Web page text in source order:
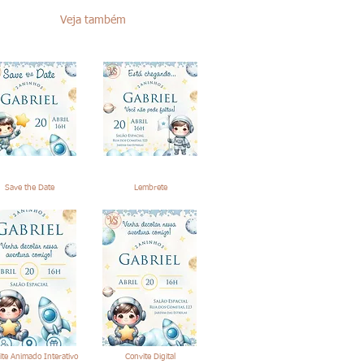
Veja também
Save the Date Lembrete
Animado Interativo Convite Digital